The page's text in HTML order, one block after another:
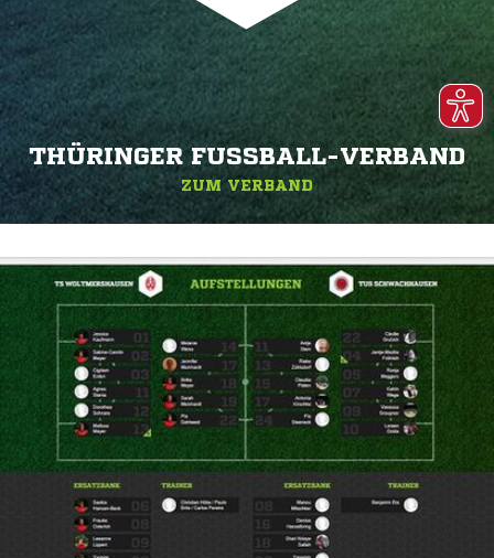
THÜRINGER FUSSBALL-VERBAND
ZUM VERBAND